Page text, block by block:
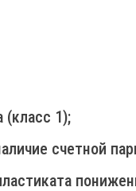
(класс 1);
счетной